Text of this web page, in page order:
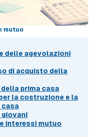
mutuo
delle agevolazioni
di acquisto della
prima casa
la costruzione e la
giovani
interessi mutuo